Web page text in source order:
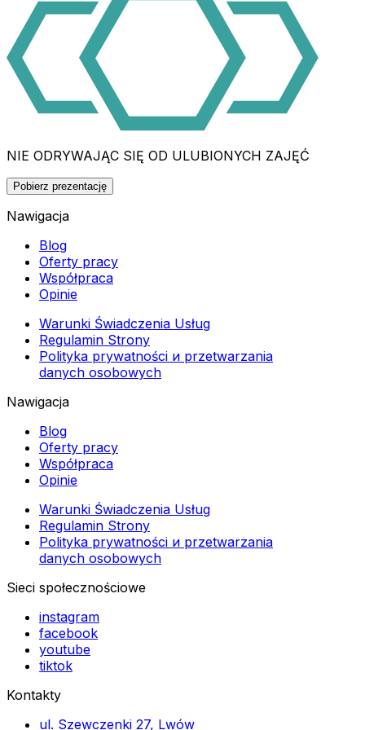
NIE ODRYWAJĄC SIĘ OD ULUBIONYCH ZAJĘĆ
Pobierz prezentację
Nawigacja
Blog
Oferty pracy
Współpraca
Opinie
Warunki Świadczenia Usług
Regulamin Strony
Polityka prywatności и przetwarzania
danych osobowych
Nawigacja
Blog
Oferty pracy
Współpraca
Opinie
Warunki Świadczenia Usług
Regulamin Strony
Polityka prywatności и przetwarzania
danych osobowych
Sieci społecznościowe
instagram
facebook
youtube
tiktok
Kontakty
ul. Szewczenki 27, Lwów